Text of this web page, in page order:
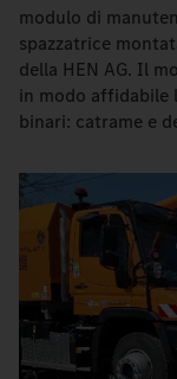
modulo di
spazzatrice
della HEN AG. Il
in modo affidabile
binari: catrame e